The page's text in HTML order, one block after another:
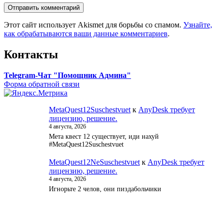
Этот сайт использует Akismet для борьбы со спамом. Узнайте,
как обрабатываются ваши данные комментариев.
Контакты
Telegram-Чат "Помощник Админа"
Форма обратной связи
MetaQuest12Suschestvuet к AnyDesk требует
лицензию, решение.
4 августа, 2026
Мета квест 12 существует, иди нахуй
#MetaQuest12Suschestvuet
MetaQuest12NeSuschestvuet к AnyDesk требует
лицензию, решение.
4 августа, 2026
Игнорьте 2 челов, они пиздабольчики